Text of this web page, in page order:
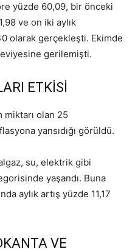
yüzde 60,09, bir önceki
ve on iki aylık
olarak gerçekleşti. Ekimde
gerilemişti.
ETKİSİ
miktarı olan 25
yansıdığı görüldü.
su, elektrik gibi
yaşandı. Buna
aylık artış yüzde 11,17
VE